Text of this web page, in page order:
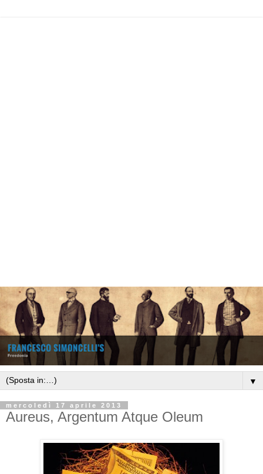
▼
mercoledì 17 aprile 2013
Aureus, Argentum Atque Oleum